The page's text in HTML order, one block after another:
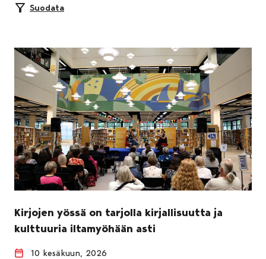
Suodata
Kirjojen yössä on tarjolla kirjallisuutta ja
kulttuuria iltamyöhään asti
10 kesäkuun, 2026